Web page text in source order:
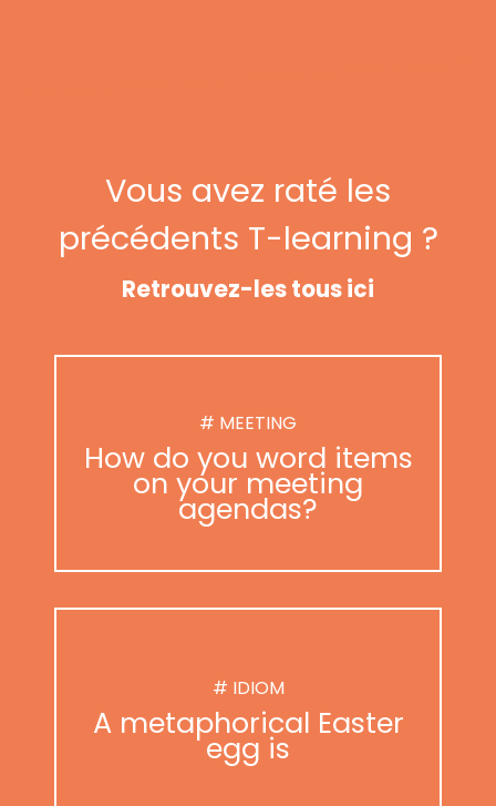
Vous avez raté les
précédents T-learning ?
Retrouvez-les tous ici
# MEETING
How do you word items
on your meeting
agendas?
# IDIOM
A metaphorical Easter
egg is